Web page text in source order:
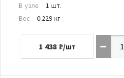
В узле
1 шт.
Вес
0.229 кг
1 438 ₽/шт